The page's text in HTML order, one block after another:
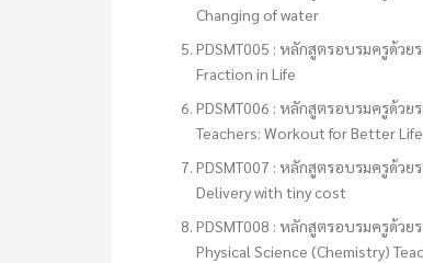
Changing of water
PDSMT005 : หลักสูตรอบรมครูด้ว
Fraction in Life
PDSMT006 : หลักสูตรอบรมครูด้ว
Teachers: Workout for Better Life
PDSMT007 : หลักสูตรอบรมครูด้ว
Delivery with tiny cost
PDSMT008 : หลักสูตรอบรมครูด้ว
Physical Science (Chemistry)